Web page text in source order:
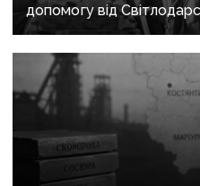
допомогу від
руйнує довіру до влади